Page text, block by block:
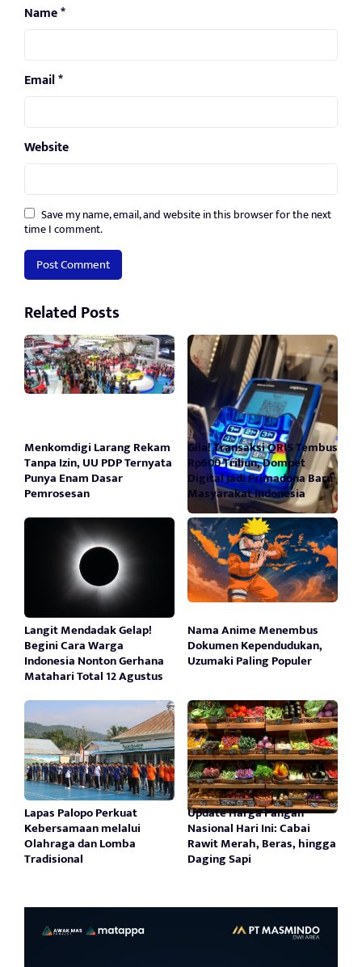
Name*
Email*
Website
Save my name, email, and website in this browser for the next
time I comment.
Related Posts
Menkomdigi Larang Rekam
Tanpa Izin, UU PDP Ternyata
Punya Enam Dasar
Pemrosesan
Gila! Transaksi QRIS Tembus
Rp600 Triliun, Dompet
Digital Jadi Primadona Baru
Masyarakat Indonesia
Langit Mendadak Gelap!
Begini Cara Warga
Indonesia Nonton Gerhana
Matahari Total 12 Agustus
Nama Anime Menembus
Dokumen Kependudukan,
Uzumaki Paling Populer
Lapas Palopo Perkuat
Kebersamaan melalui
Olahraga dan Lomba
Tradisional
Update Harga Pangan
Nasional Hari Ini: Cabai
Rawit Merah, Beras, hingga
Daging Sapi